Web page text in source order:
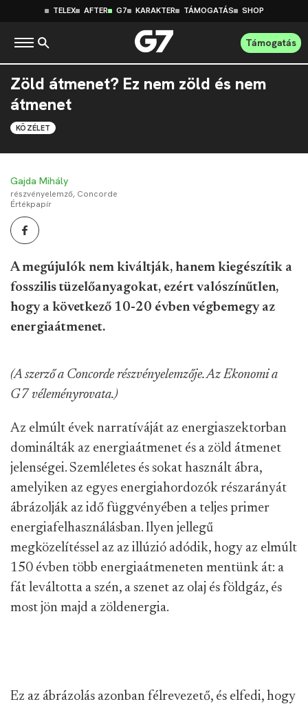
TELEX AFTER G7 KARAKTER TÁMOGATÁS SHOP
Támogatás
Zöld átmenet? Ez nem zöld és nem
átmenet
KÖZÉLET
Gajda Mihály
részvényelemző, Concorde
Értékpapír
A megújulók nem kiváltják, hanem kiegészítik a
fosszilis tüzelőanyagokat, ezért valószínűtlen,
hogy a következő 10-20 évben végbemegy az
energiaátmenet.
(A szerző a Concorde részvényelemzője. Az Ekonomi a
G7 véleményrovata.)
Az elmúlt évek narratíváját az energiaszektorban
dominálták az energiaátmenet és a zöld átmenet
jelenségei. Szemléletes és sokat használt ábra,
amelyiken az egyes energiahordozók részarányát
ábrázolják az idő függvényében a teljes primer
energiafelhasználásban. Ilyen jellegű
megközelítéssel az az illúzió adódik, hogy az elmúlt
150 évben több energiaátmeneten mentünk át: a
fát leváltotta a szén, a szenet az olaj és földgáz, és
most jön majd a zöldenergia.
Ez az ábrázolás azonban félrevezető, és elfedi, hogy